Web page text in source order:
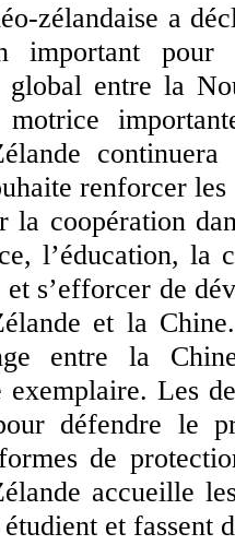
zélandaise a
important
global entre la
renforcer
la coopération
l’éducation, la
s’efforcer de
et la
entre la
exemplaire. Les
défendre le
de
accueille
et fassent